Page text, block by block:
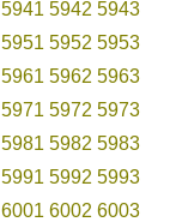
5941 5942 5943
5951 5952 5953
5961 5962 5963
5971 5972 5973
5981 5982 5983
5991 5992 5993
6001 6002 6003